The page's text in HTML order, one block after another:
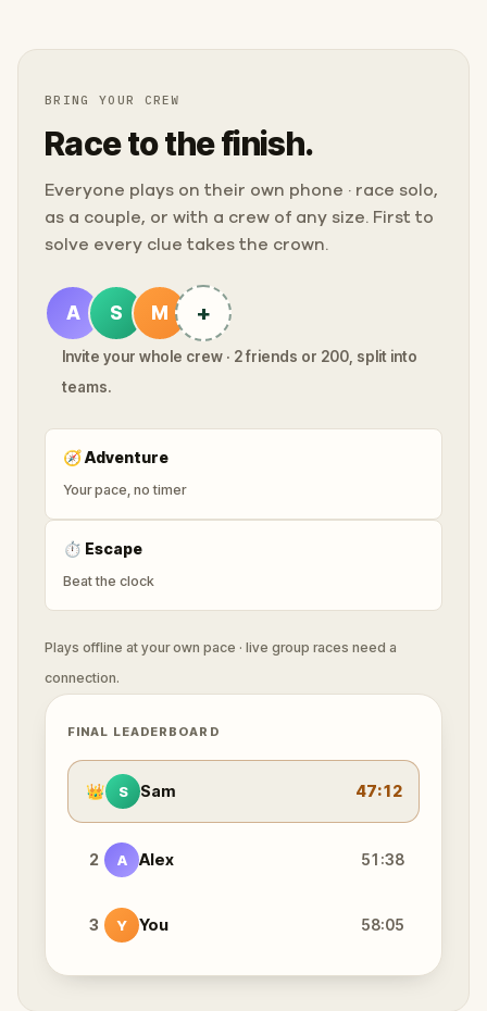
BRING YOUR CREW
Race to the finish.
Everyone plays on their own phone · race solo,
as a couple, or with a crew of any size. First to
solve every clue takes the crown.
A S M +
Invite your whole crew · 2 friends or 200, split into
teams.
🧭Adventure
Your pace, no timer
⏱ Escape
Beat the clock
Plays offline at your own pace · live group races need a
connection.
FINAL LEADERBOARD
👑 S Sam 47:12
2 A Alex 51:38
3 Y You 58:05